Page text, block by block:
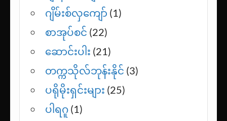
ဂျိမ်းစ်လှကျော် (1)
စာအုပ်စင် (22)
ဆောင်းပါး (21)
တက္ကသိုလ်ဘုန်းနိုင် (3)
ပရိုမိုးရှင်းများ (25)
ပါရဂူ (1)